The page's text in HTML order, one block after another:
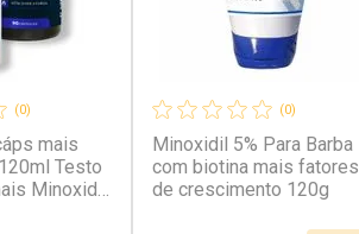
(0)
mais
Testo
Minoxidil
(0)
Minoxidil 5% Para Barba
com biotina mais fatores
de crescimento 120g